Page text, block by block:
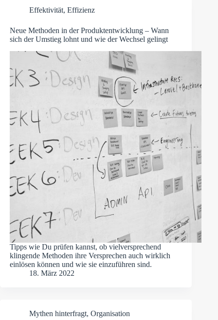
Effektivität, Effizienz
Neue Methoden in der Produktentwicklung – Wann
sich der Umstieg lohnt und wie der Wechsel gelingt
Tipps wie Du prüfen kannst, ob vielversprechend
klingende Methoden ihre Versprechen auch wirklich
einlösen können und wie sie einzuführen sind.
18. März 2022
Mythen hinterfragt, Organisation